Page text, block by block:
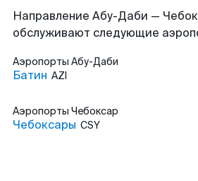
Направление Абу-Даби —
обслуживают следующие
Аэропорты Абу-Даби
Батин AZI
Аэропорты Чебоксар
Чебоксары CSY